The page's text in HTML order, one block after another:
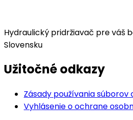
Hydraulický pridržiavač pre váš
Slovensku
Užitočné odkazy
Zásady používania súborov
Vyhlásenie o ochrane